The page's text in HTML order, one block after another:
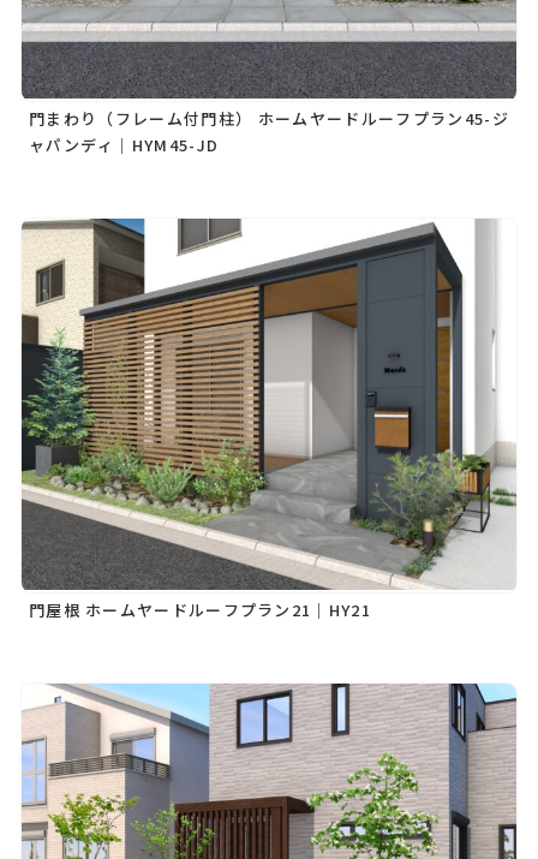
門まわり（フレーム付門柱） ホームヤードルーフプラン45-ジ
ャパンディ｜HYM45-JD
門屋根 ホームヤードルーフプラン21｜HY21